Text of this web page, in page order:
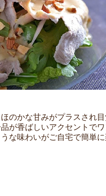
のかな甘みがプラスされ目
が香ばしいアクセントでワ
な味わいがご自宅で簡単に